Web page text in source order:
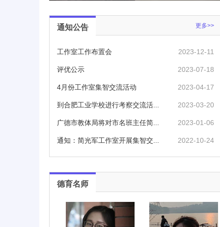
通知公告 更多>>
工作室工作布置会 2023-12-11
评优公示 2023-07-18
4月份工作室集智交流活动 2023-04-17
到合肥工业学校进行考察交流活... 2023-03-20
广德市教体局将对市名班主任简... 2023-01-06
通知：简光军工作室开展集智交... 2022-10-24
德育名师